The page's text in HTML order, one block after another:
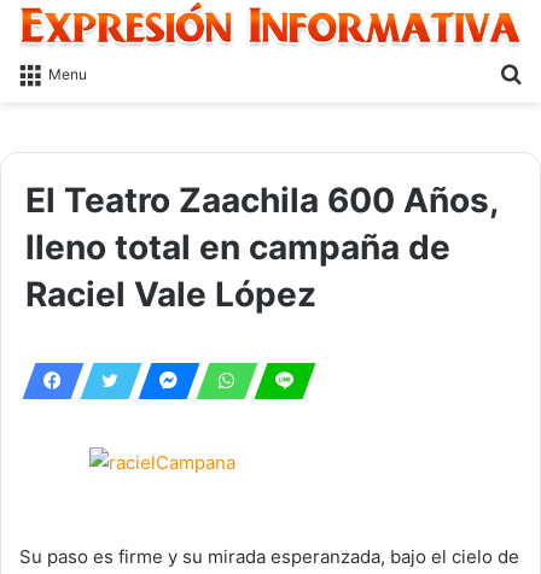
Menu
El Teatro Zaachila 600 Años,
lleno total en campaña de
Raciel Vale López
Su paso es firme y su mirada esperanzada, bajo el cielo de